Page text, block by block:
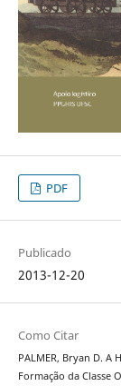
PDF
Publicado
2013-12-20
Como Citar
PALMER, Bryan D.
Formação da Classe